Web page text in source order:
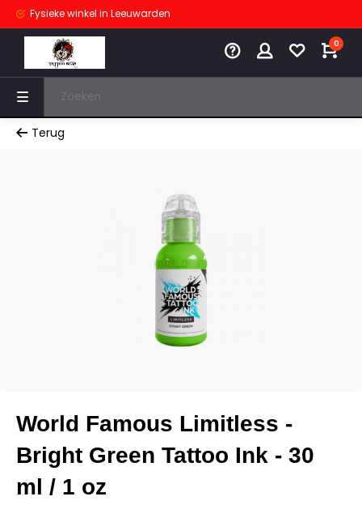
Fysieke winkel in Leeuwarden
0
Terug
World Famous Limitless -
Bright Green Tattoo Ink - 30
ml / 1 oz